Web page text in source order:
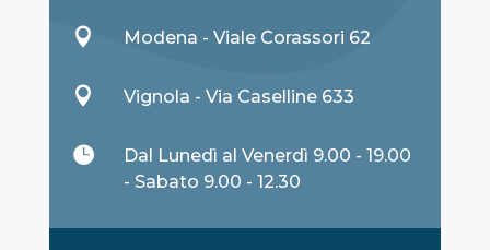
 Modena - Viale Corassori 62
 Vignola - Via Caselline 633

Dal Lunedì al Venerdì 9.00 - 19.00
- Sabato 9.00 - 12.30